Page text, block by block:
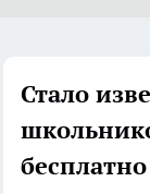
Стало
бесплатно